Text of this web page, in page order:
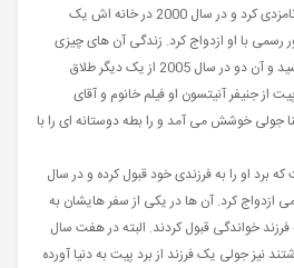
و هشت با جنیفر آنیستون اعلام نامزدی کرد و در سال 2000 در خانه اش یک
با او ازدواج کرد. زندگی آن های چیزی
حدود هفت سال بیشتر طول نکشید و آن دو در سال 2005 از یک دیگر طلاق
از جنیفر آنیتسون او فیلم خانوم و آقای
جولی خوشش می آمد و را بطه دوستانه ای را با
برد او را به فرزندی خود قبول کرده و در سال
رسمی ازدواج کرد. آن ها در یکی از سفر هایشان به
خواندگی قبول کردند. البته در هفت سال
نیز جولی یک فرزند از برد پیت به دنیا آورده